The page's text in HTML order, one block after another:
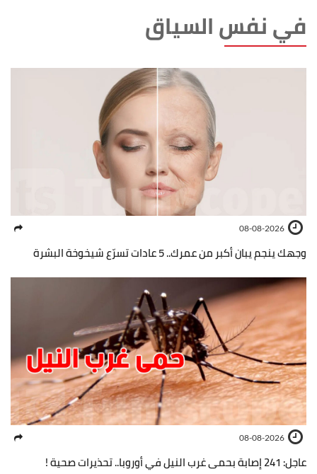
في نفس السياق
08-08-2026
وجهك ينجم يبان أكبر من عمرك.. 5 عادات تسرّع شيخوخة البشرة
08-08-2026
عاجل: 241 إصابة بحمى غرب النيل في أوروبا.. تحذيرات صحية !